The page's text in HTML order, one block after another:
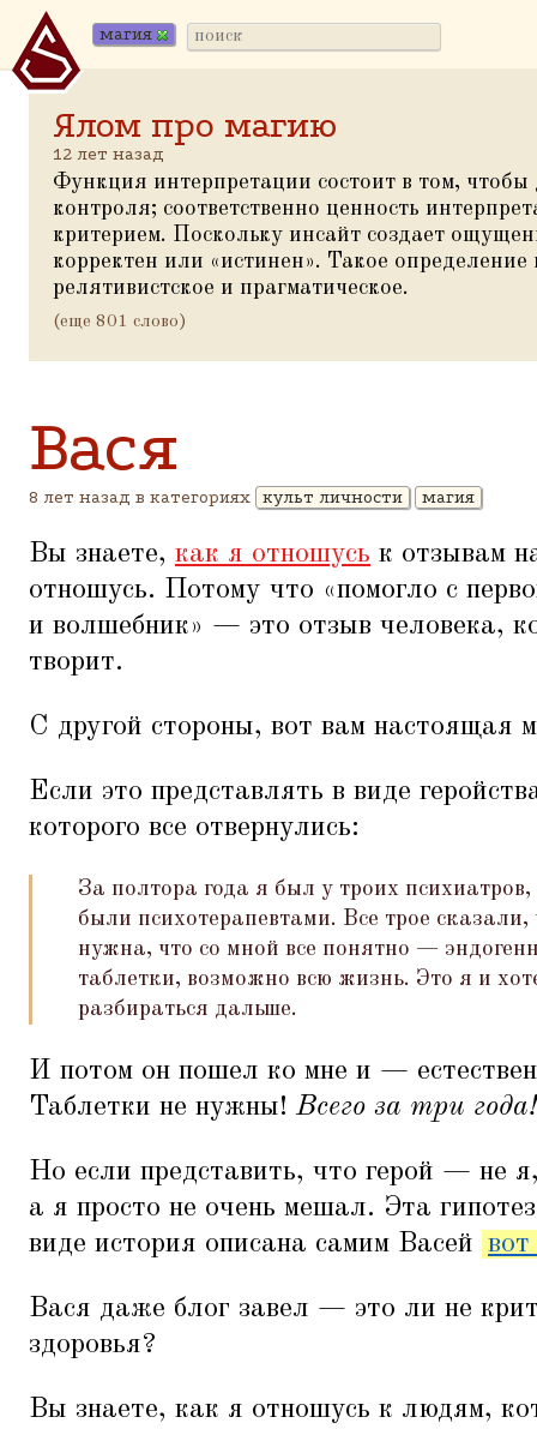
магия
Ялом про магию
12 лет назад
Функция интерпретации состоит в том,
контроля; соответственно ценность
критерием. Поскольку инсайт создает
корректен или «истинен». Такое
релятивистское и прагматическое.
(еще 801 слово)
Вася
8 лет назад в категориях культ личности магия
Вы знаете, как я отношусь к отзывам
отношусь. Потому что «помогло с
и волшебник» — это отзыв человека,
творит.
С другой стороны, вот вам
Если это представлять в виде
которого все отвернулись:
За полтора года я был у троих
были психотерапевтами. Все трое
нужна, что со мной все понятно —
таблетки, возможно всю жизнь. Это я и
разбираться дальше.
И потом он пошел ко мне и —
Таблетки не нужны!Всего за три года!
Но если представить, что герой — не
а я просто не очень мешал. Эта
виде история описана самим Васей вот
Вася даже блог завел — это ли не
здоровья?
Вы знаете, как я отношусь к людям,